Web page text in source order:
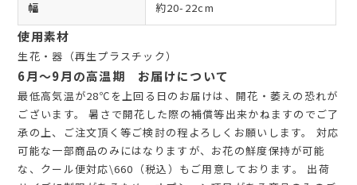
幅 約20-22cm
使用素材
生花・器（再生プラスチック）
6月～9月の高温期 お届けについて
最低高気温が28℃を上回る日のお届けは、開花・萎えの恐れが
ございます。 暑さで開花した際の補償等出来かねますのでご了
承の上、ご注文頂く等ご検討の程よろしくお願いします。 対応
可能な一部商品のみにはなりますが、お花の鮮度保持が可能
な、クール便対応\660（税込）もご用意しております。 出荷